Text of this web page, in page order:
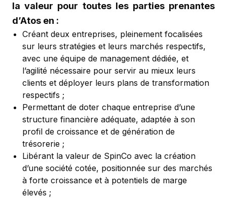
la valeur pour toutes les parties prenantes
d’Atos en :
Créant deux entreprises, pleinement focalisées
sur leurs stratégies et leurs marchés respectifs,
avec une équipe de management dédiée, et
l’agilité nécessaire pour servir au mieux leurs
clients et déployer leurs plans de transformation
respectifs ;
Permettant de doter chaque entreprise d’une
structure financière adéquate, adaptée à son
profil de croissance et de génération de
trésorerie ;
Libérant la valeur de SpinCo avec la création
d’une société cotée, positionnée sur des marchés
à forte croissance et à potentiels de marge
élevés ;